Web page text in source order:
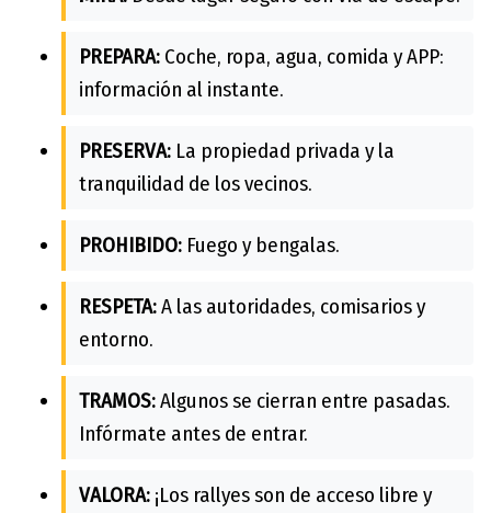
PREPARA: Coche, ropa, agua, comida y APP:
información al instante.
PRESERVA: La propiedad privada y la
tranquilidad de los vecinos.
PROHIBIDO: Fuego y bengalas.
RESPETA:A las autoridades, comisarios y
entorno.
TRAMOS:Algunos se cierran entre pasadas.
Infórmate antes de entrar.
VALORA: ¡Los rallyes son de acceso libre y